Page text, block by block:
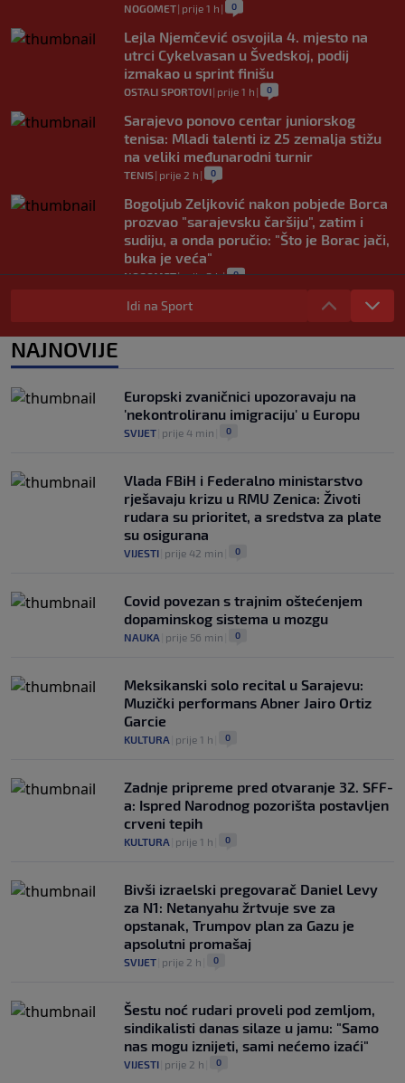
NOGOMET| prije 1 h | 0
Lejla Njemčević osvojila 4. mjesto na
utrci Cykelvasan u Švedskoj, podij
izmakao u sprint finišu
OSTALI SPORTOVI| prije 1 h | 0
Sarajevo ponovo centar juniorskog
tenisa: Mladi talenti iz 25 zemalja stižu
na veliki međunarodni turnir
TENIS| prije 2 h | 0
Bogoljub Zeljković nakon pobjede Borca
prozvao "sarajevsku čaršiju", zatim i
sudiju, a onda poručio: "Što je Borac jači,
buka je veća"
NOGOMET|prije 2 h| 0
Nova kriza potresa FIFA-u: Gianni
Infantino je sada optužen za "obmanu"
0
Juventusa već oduševljene: "Može biti
okosnica tima"
0
Idi na Sport
NAJNOVIJE
Europski zvaničnici upozoravaju na
'nekontroliranu imigraciju' u Europu
SVIJET prije 4 min 0
Vlada FBiH i Federalno ministarstvo
rješavaju krizu u RMU Zenica: Životi
rudara su prioritet, a sredstva za plate
su osigurana
VIJESTI prije 42 min 0
Covid povezan s trajnim oštećenjem
dopaminskog sistema u mozgu
NAUKA prije 56 min 0
Meksikanski solo recital u Sarajevu:
Muzički performans Abner Jairo Ortiz
Garcie
KULTURA prije 1 h 0
Zadnje pripreme pred otvaranje 32. SFF-
a: Ispred Narodnog pozorišta postavljen
crveni tepih
KULTURA prije 1 h 0
Bivši izraelski pregovarač Daniel Levy
za N1: Netanyahu žrtvuje sve za
opstanak, Trumpov plan za Gazu je
apsolutni promašaj
SVIJET prije 2 h 0
Šestu noć rudari proveli pod zemljom,
sindikalisti danas silaze u jamu: "Samo
nas mogu iznijeti, sami nećemo izaći"
VIJESTI prije 2 h 0